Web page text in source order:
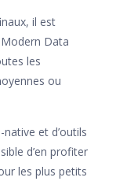
il est
Data
les
ou
et d’outils
d’en profiter
les plus petits